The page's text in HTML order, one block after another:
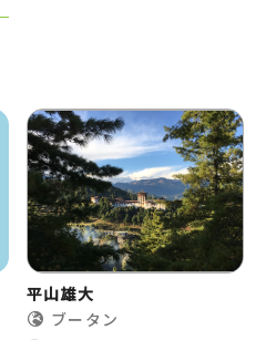
平山雄大
ブータン